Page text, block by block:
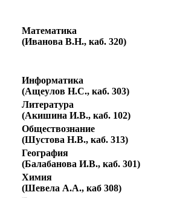
Математика
(Иванова В.Н., каб. 320)
Информатика
(Ащеулов Н.С., каб. 303)
Литература
(Акишина И.В., каб. 102)
Обществознание
(Шустова Н.В., каб. 313)
География
(Балабанова И.В., каб. 301)
Химия
(Шевела А.А., каб 308)